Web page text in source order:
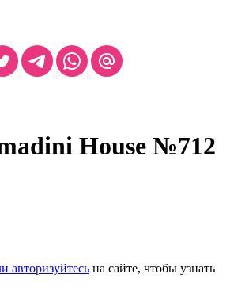
House №712
авторизуйтесь на сайте, чтобы узнать